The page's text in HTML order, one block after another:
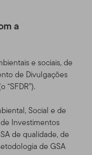
a
e sociais, de
de Divulgações
Social e de
Investimentos
de qualidade, de
de GSA